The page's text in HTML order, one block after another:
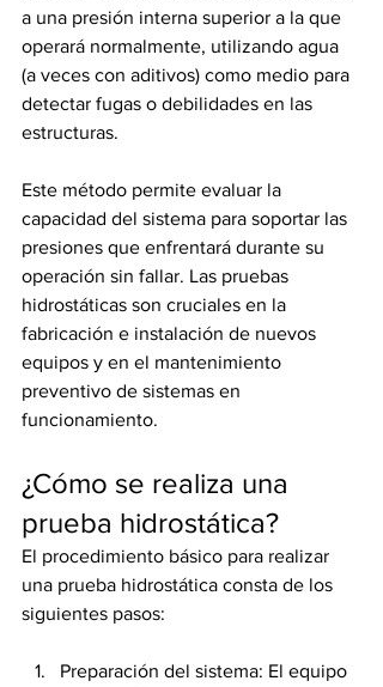
a una presión interna superior a la que
operará normalmente, utilizando agua
(a veces con aditivos) como medio para
detectar fugas o debilidades en las
estructuras.
Este método permite evaluar la
capacidad del sistema para soportar las
presiones que enfrentará durante su
operación sin fallar. Las pruebas
hidrostáticas son cruciales en la
fabricación e instalación de nuevos
equipos y en el mantenimiento
preventivo de sistemas en
funcionamiento.
¿Cómo se realiza una
prueba hidrostática?
El procedimiento básico para realizar
una prueba hidrostática consta de los
siguientes pasos:
Preparación del sistema: El equipo